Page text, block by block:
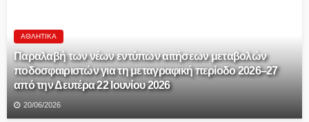
ΑΘΛΗΤΙΚΆ
Παραλαβή των νέων εντύπων αιτήσεων μεταβολών
ποδοσφαιριστών για τη μεταγραφική περίοδο 2026–27
από την Δευτέρα 22 Ιουνίου 2026
20/06/2026